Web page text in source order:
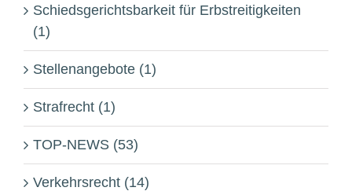
Schiedsgerichtsbarkeit für Erbstreitigkeiten
(1)
Stellenangebote (1)
Strafrecht (1)
TOP-NEWS (53)
Verkehrsrecht (14)